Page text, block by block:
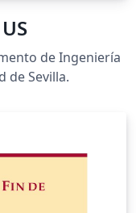
de Ingeniería
de Sevilla.